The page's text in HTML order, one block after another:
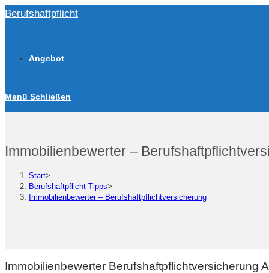
Zum
Berufshaftpflicht
Angebot
Menü Schließen
Immobilienbewerter –
Start>
Berufshaftpflicht Tipps>
Immobilienbewerter – Berufshaftpflichtversicherung
Immobilienbewerter Berufshaftpflichtversicherung